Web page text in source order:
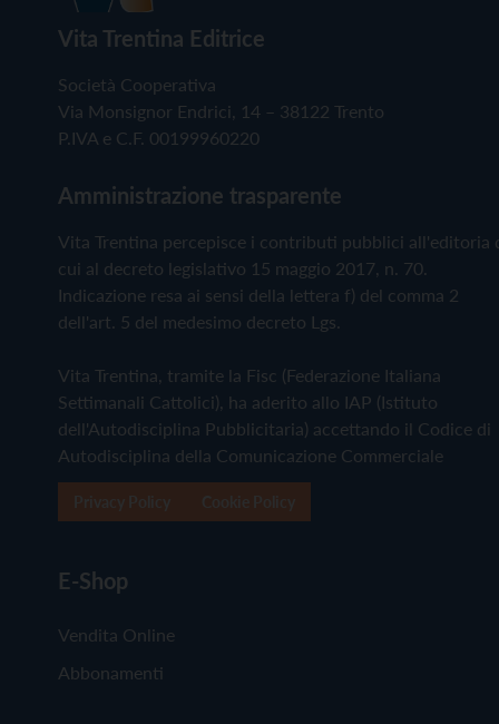
Vita Trentina Editrice
Società Cooperativa
Via Monsignor Endrici, 14 – 38122 Trento
P.IVA e C.F. 00199960220
Amministrazione trasparente
Vita Trentina percepisce i contributi pubblici all'editoria
cui al decreto legislativo 15 maggio 2017, n. 70.
Indicazione resa ai sensi della lettera f) del comma 2
dell'art. 5 del medesimo decreto Lgs.
Vita Trentina, tramite la Fisc (Federazione Italiana
Settimanali Cattolici), ha aderito allo IAP (Istituto
dell'Autodisciplina Pubblicitaria) accettando il Codice di
Autodisciplina della Comunicazione Commerciale
E-Shop
Vendita Online
Abbonamenti